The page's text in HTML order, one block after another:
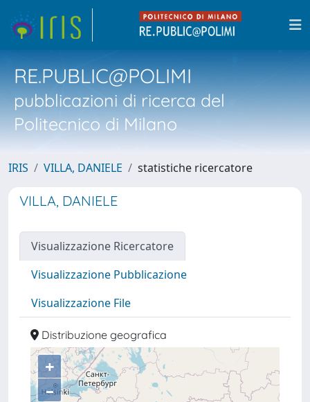
RE.PUBLIC@POLIMI
pubblicazioni di ricerca del
Politecnico di Milano
IRIS VILLA, DANIELE statistiche ricercatore
VILLA, DANIELE
Visualizzazione Ricercatore
Visualizzazione Pubblicazione
Visualizzazione File
Distribuzione geografica
+
–